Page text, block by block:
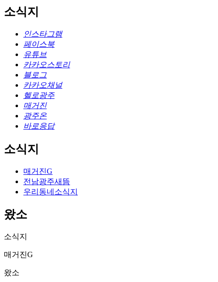
소식지
인스타그램
페이스북
유튜브
카카오스토리
블로그
카카오채널
헬로광주
매거진
광주온
바로응답
소식지
매거진G
전남광주새뜸
우리동네소식지
왔소
소식지
매거진G
왔소